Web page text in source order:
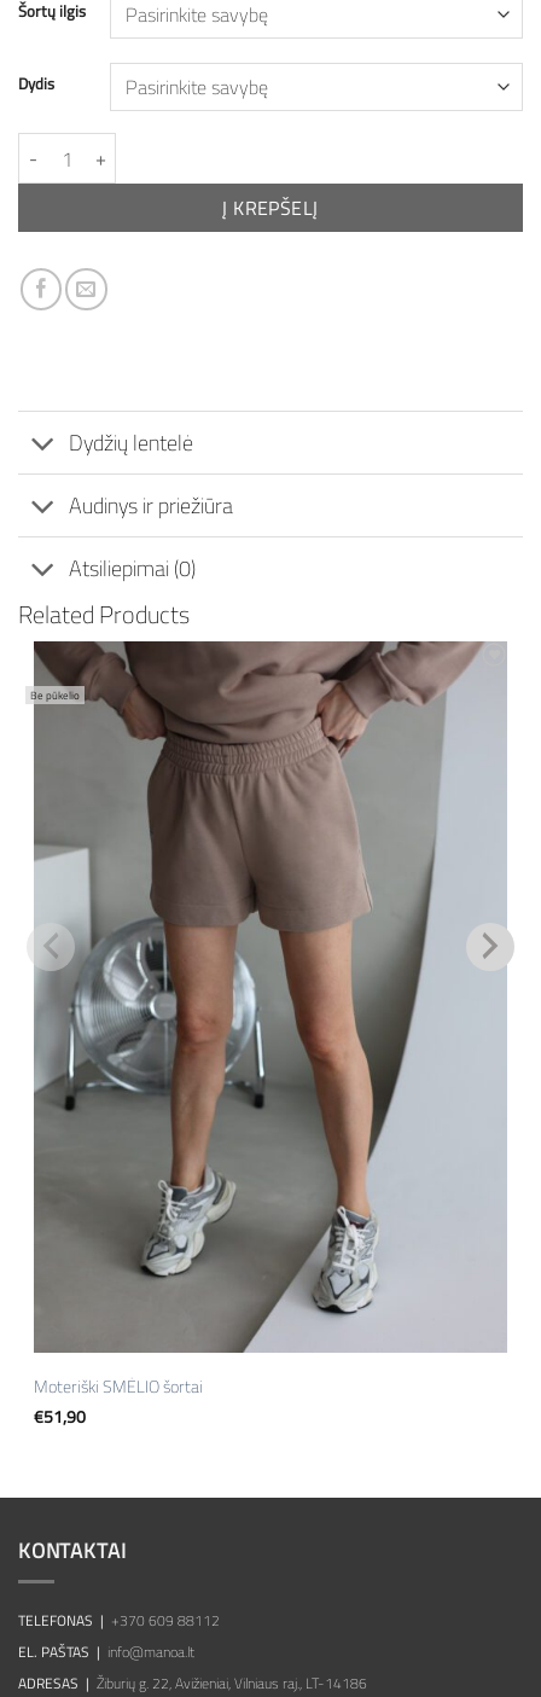
Šortų ilgis
Dydis
Į KREPŠELĮ
Dydžių lentelė
Audinys ir priežiūra
Atsiliepimai (0)
Related Products
Be pūkelio Mėgstamiausias
Moteriški SMĖLIO šortai
€51,90
KONTAKTAI
TELEFONAS | +370 609 88112
EL. PAŠTAS | info@manoa.lt
ADRESAS | Žiburių g. 22, Avižieniai, Vilniaus raj., LT-14186